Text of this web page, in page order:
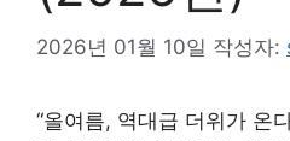
2026년 01월 10일 작성자:
“올여름, 역대급 더위가 온